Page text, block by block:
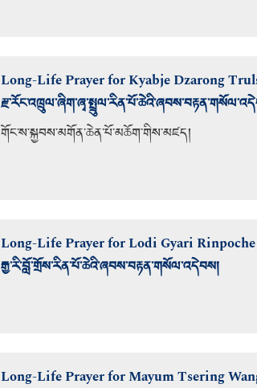
Long-Life Prayer for Kyabje Dzarong
གོང་ས་སྐྱབས་མགོན་ཆེན་པོ་མཆོག་གིས་མཛད།
Long-Life Prayer for Lodi Gyari Rinpoche
རྒྱ་རི་བློ་གྲོས་རིན་པོ་ཆེའི་ཞབས་བརྟན་གསོལ་འདེབས།
Long-Life Prayer for Mayum Tsering